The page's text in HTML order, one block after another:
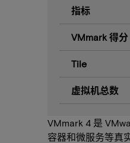
指标
VMmark 得分
Tile
虚拟机总数
VMmark 4 是
容器和微服务等真